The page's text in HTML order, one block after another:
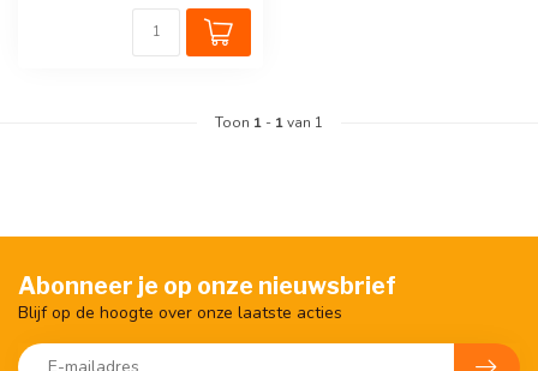
Toon 1 - 1van 1
Abonneer je op onze nieuwsbrief
Blijf op de hoogte over onze laatste acties